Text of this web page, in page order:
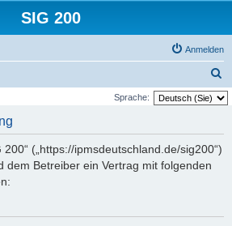
SIG 200
Anmelden
u
Sprache:
(„https://ipmsdeutschland.de/sig200“)
dem Betreiber ein Vertrag mit folgenden